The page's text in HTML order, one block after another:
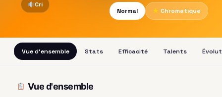
Cri
Normal
★ Chromatique
Vue d'ensemble Stats Efficacité Talents
Vue d'ensemble